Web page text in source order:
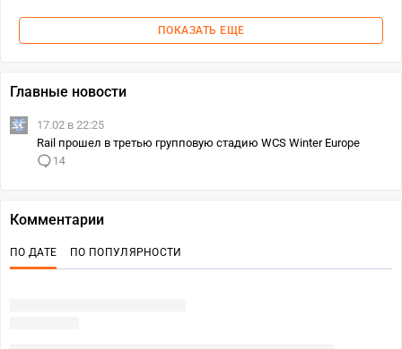
ПОКАЗАТЬ ЕЩЕ
Главные новости
17.02 в 22:25
Rail прошел в третью групповую стадию WCS Winter Europe
14
Комментарии
ПО ДАТЕ ПО ПОПУЛЯРНОСТИ